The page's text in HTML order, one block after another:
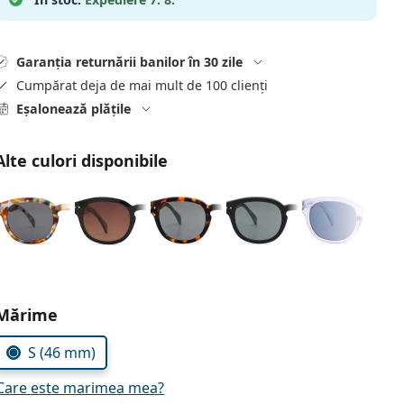
Garanția returnării banilor în 30 zile
Cumpărat deja de mai mult de 100 clienți
Eșalonează plățile
culori disponibile
parametrii
S (46 mm)
este marimea mea?